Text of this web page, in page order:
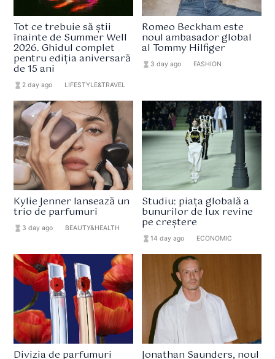
Tot ce trebuie să știi
înainte de Summer Well
2026. Ghidul complet
pentru ediția aniversară
de 15 ani
hourglass_full 2 day ago LIFESTYLE&TRAVEL
Romeo Beckham este
noul ambasador global
al Tommy Hilfiger
hourglass_full 3 day ago FASHION
Kylie Jenner lansează un
trio de parfumuri
hourglass_full 3 day ago BEAUTY&HEALTH
Studiu: piața globală a
bunurilor de lux revine
pe creștere
hourglass_full 14 day ago ECONOMIC
Divizia de parfumuri Jonathan Saunders, noul